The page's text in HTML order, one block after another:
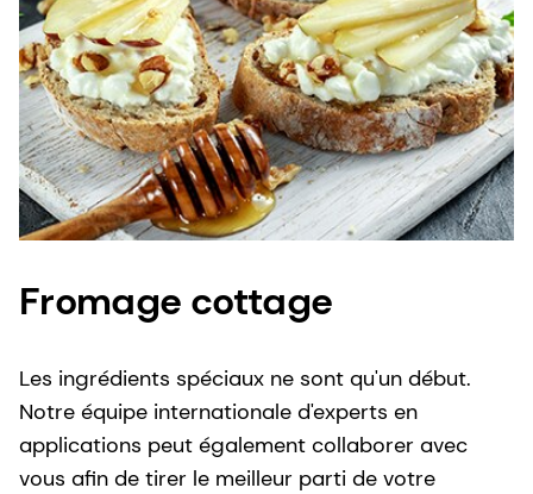
Fromage cottage
Les ingrédients spéciaux ne sont qu'un début.
Notre équipe internationale d'experts en
applications peut également collaborer avec
vous afin de tirer le meilleur parti de votre